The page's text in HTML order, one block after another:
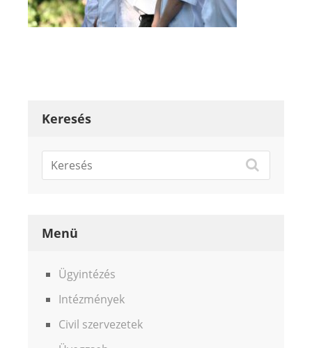
Keresés
Menü
Ügyintézés
Intézmények
Civil szervezetek